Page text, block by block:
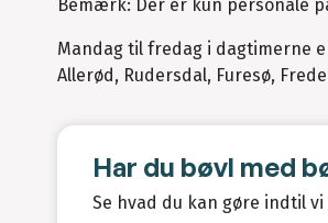
Bemærk: Der er kun personale
Mandag til fredag i dagtimerne
Allerød, Rudersdal, Furesø,
Har du bøvl med
Se hvad du kan gøre indtil